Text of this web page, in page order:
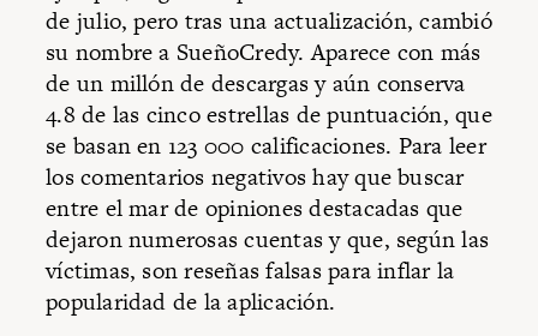
de julio, pero tras una actualización, cambió
su nombre a SueñoCredy. Aparece con más
de un millón de descargas y aún conserva
4.8 de las cinco estrellas de puntuación, que
se basan en 123 000 calificaciones. Para leer
los comentarios negativos hay que buscar
entre el mar de opiniones destacadas que
dejaron numerosas cuentas y que, según las
víctimas, son reseñas falsas para inflar la
popularidad de la aplicación.